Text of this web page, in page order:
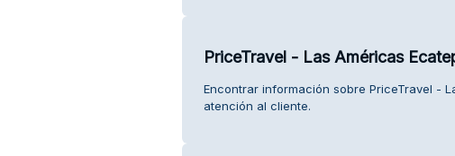
PriceTravel - Las Américas
Encontrar información sobre PriceTravel -
atención al cliente.